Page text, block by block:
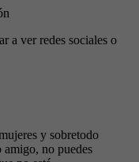
a ver redes sociales o
y sobretodo
amigo, no puedes